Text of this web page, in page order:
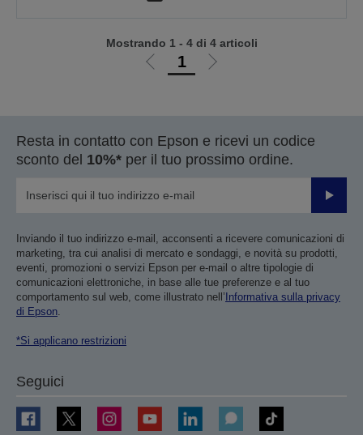
Vai
1
Vai
Mostrando 1 - 4 di 4 articoli
Resta in contatto con Epson e ricevi un codice
sconto del 10%* per il tuo prossimo ordine.
Invia
Inviando il tuo indirizzo e-mail, acconsenti a ricevere comunicazioni di
marketing, tra cui analisi di mercato e sondaggi, e novità su prodotti,
eventi, promozioni o servizi Epson per e-mail o altre tipologie di
comunicazioni elettroniche, in base alle tue preferenze e al tuo
comportamento sul web, come illustrato nell’ Informativa sulla privacy
di Epson
*Si applicano restrizioni
Seguici